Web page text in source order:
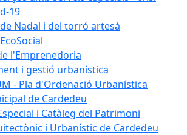
19
Nadal i del torró artesà
l'Emprenedoria
i gestió urbanística
- Pla d'Ordenació Urbanística
de Cardedeu
i Catàleg del Patrimoni
i Urbanístic de Cardedeu